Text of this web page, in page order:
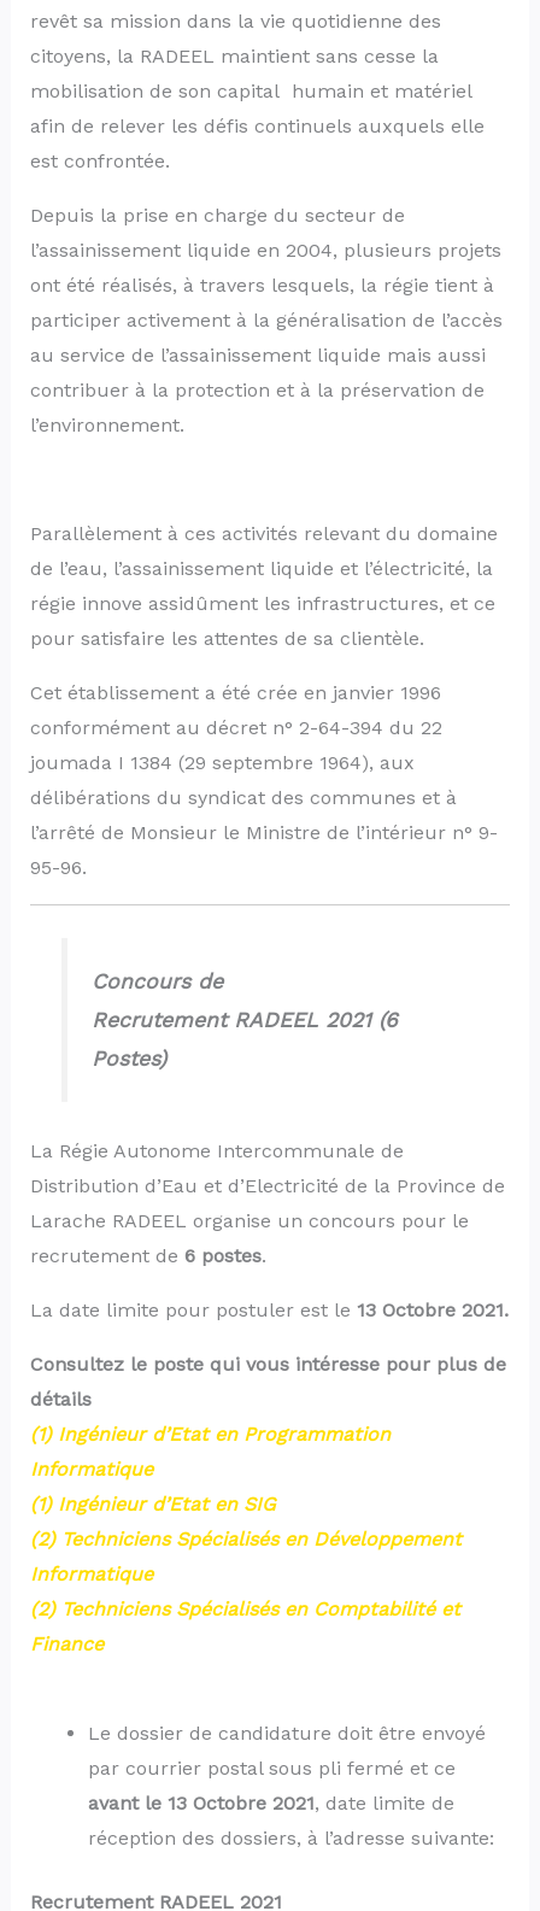
revêt sa mission dans la vie quotidienne des
citoyens, la RADEEL maintient sans cesse la
mobilisation de son capital humain et matériel
afin de relever les défis continuels auxquels elle
est confrontée.
Depuis la prise en charge du secteur de
l’assainissement liquide en 2004, plusieurs projets
ont été réalisés, à travers lesquels, la régie tient à
participer activement à la généralisation de l’accès
au service de l’assainissement liquide mais aussi
contribuer à la protection et à la préservation de
l’environnement.
Parallèlement à ces activités relevant du domaine
de l’eau, l’assainissement liquide et l’électricité, la
régie innove assidûment les infrastructures, et ce
pour satisfaire les attentes de sa clientèle.
Cet établissement a été crée en janvier 1996
conformément au décret n° 2-64-394 du 22
joumada I 1384 (29 septembre 1964), aux
délibérations du syndicat des communes et à
l’arrêté de Monsieur le Ministre de l’intérieur n° 9-
95-96.
Concours de
Recrutement RADEEL 2021 (6
Postes)
La Régie Autonome Intercommunale de
Distribution d’Eau et d’Electricité de la Province de
Larache RADEEL organise un concours pour le
recrutement de 6 postes.
La date limite pour postuler est le 13 Octobre 2021.
Consultez le poste qui vous intéresse pour plus de
détails
(1) Ingénieur d’Etat en Programmation
Informatique
(1) Ingénieur d’Etat en SIG
(2) Techniciens Spécialisés en Développement
Informatique
(2) Techniciens Spécialisés en Comptabilité et
Finance
Le dossier de candidature doit être envoyé
par courrier postal sous pli fermé et ce
avant le 13 Octobre 2021, date limite de
réception des dossiers, à l’adresse suivante:
Recrutement RADEEL 2021